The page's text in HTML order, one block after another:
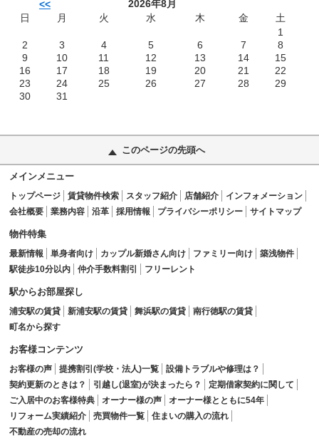
<<
2026年8月
日
月 火 水 木 金
土
1
2
3 4 5 6 7
8
9
10 11 12 13 14
15
16
17 18 19 20 21
22
23
24 25 26 27 28
29
30
31
このページの先頭へ
メインメニュー
トップページ 賃貸物件検索 スタッフ紹介 店舗紹介
インフォメーション
会社概要
業務内容 沿革 採用情報 プライバシーポリシー サイトマップ
物件特集
最新情報 単身者向け カップル新婚さん向け ファミリー向け
築浅物件
駅徒歩10分以内
仲介手数料割引 フリーレント
駅からお部屋探し
浦安駅の賃貸 新浦安駅の賃貸 舞浜駅の賃貸
南行徳駅の賃貸
町名から探す
お客様コンテンツ
お客様の声 提携割引(学校・法人)一覧
設備トラブルや修理は？
契約更新のときは？
引越し(退室)が決まったら？
定期借家契約に関して
ご入居中のお客様特典
オーナー様の声
オーナー様とともに54年
リフォーム実績紹介
売買物件一覧
住まいの購入の流れ
不動産の売却の流れ